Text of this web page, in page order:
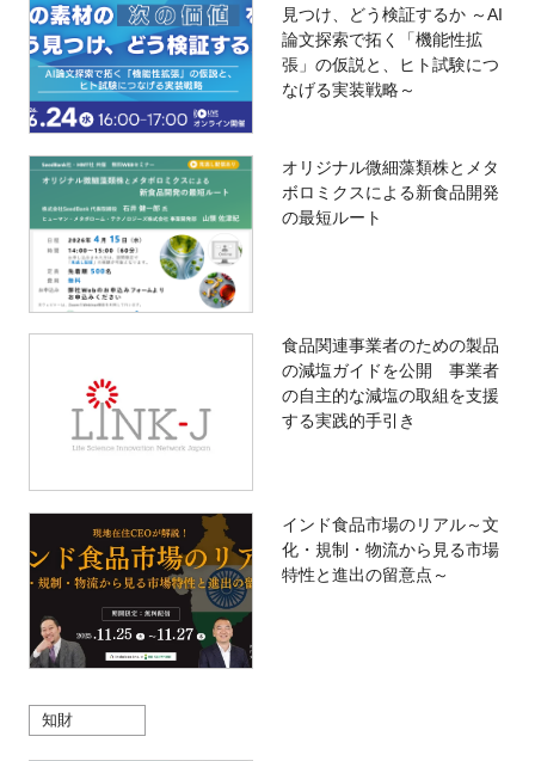
見つけ、どう検証するか ～AI
論文探索で拓く「機能性拡
張」の仮説と、ヒト試験につ
なげる実装戦略～
オリジナル微細藻類株とメタ
ボロミクスによる新食品開発
の最短ルート
食品関連事業者のための製品
の減塩ガイドを公開 事業者
の自主的な減塩の取組を支援
する実践的手引き
インド食品市場のリアル～文
化・規制・物流から見る市場
特性と進出の留意点～
知財